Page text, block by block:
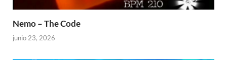
Nemo – The Code
junio 23, 2026